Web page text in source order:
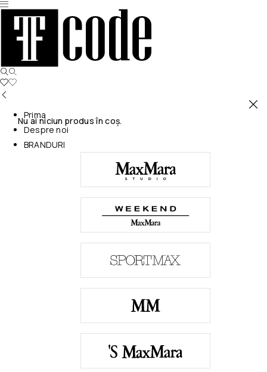
Nu ai niciun produs în coș.
Prima
Despre noi
BRANDURI